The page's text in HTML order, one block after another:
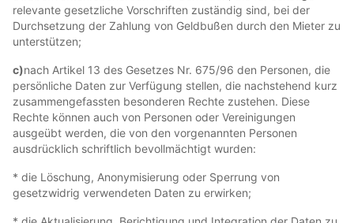
relevante gesetzliche Vorschriften zuständig sind, bei der
Durchsetzung der Zahlung von Geldbußen durch den Mieter zu
unterstützen;
c)nach Artikel 13 des Gesetzes Nr. 675/96 den Personen, die
persönliche Daten zur Verfügung stellen, die nachstehend kurz
zusammengefassten besonderen Rechte zustehen. Diese
Rechte können auch von Personen oder Vereinigungen
ausgeübt werden, die von den vorgenannten Personen
ausdrücklich schriftlich bevollmächtigt wurden:
* die Löschung, Anonymisierung oder Sperrung von
gesetzwidrig verwendeten Daten zu erwirken;